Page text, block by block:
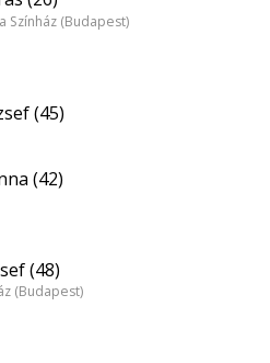
Színház (Budapest)
(45)
(42)
(48)
(Budapest)